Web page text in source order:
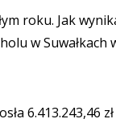
roku. Jak
w Suwałkach
6.413.243,46